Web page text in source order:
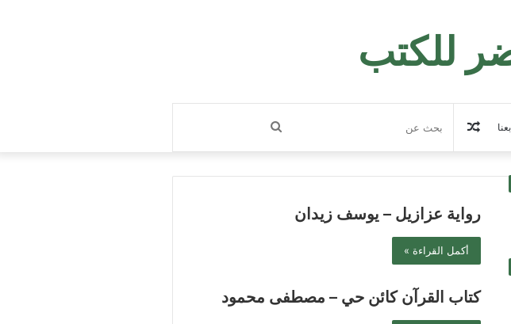
للكتب
بحث
عن
مقال
عشوائي
رواية عزازيل – يوسف زيدان
أكمل القراءة »
كتاب القرآن كائن حي – مصطفى محمود